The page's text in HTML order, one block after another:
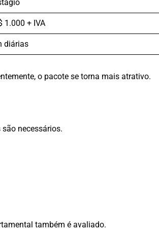
1.000 + IVA
diárias
o pacote se torna mais atrativo.
necessários.
também é avaliado.